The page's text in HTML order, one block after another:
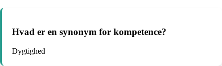
Hvad er en synonym for kompetence?
Dygtighed